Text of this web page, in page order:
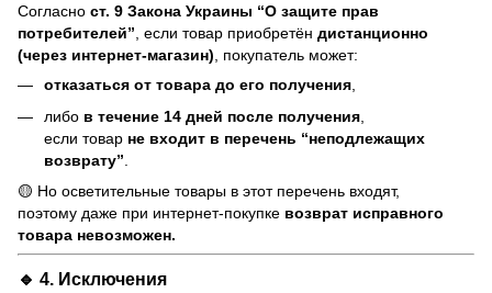
Согласно ст. 9 Закона Украины “О защите прав
потребителей”, если товар приобретён дистанционно
(через интернет-магазин), покупатель может:
отказаться от товара до его получения,
либо в течение 14 дней после получения
если товар не входит в перечень “неподлежащих
возврату”
🟡 Но осветительные товары в этот перечень входят,
поэтому даже при интернет-покупке возврат исправного
товара невозможен.
🔹 4. Исключения